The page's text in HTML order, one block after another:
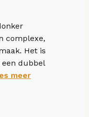
complexe,
Het is
een dubbel
meer